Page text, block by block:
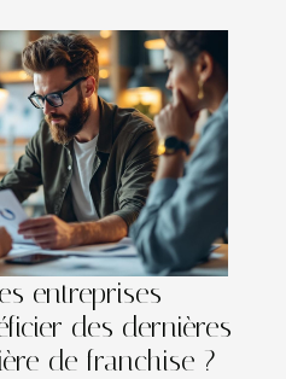
entreprises
des dernières
de franchise ?